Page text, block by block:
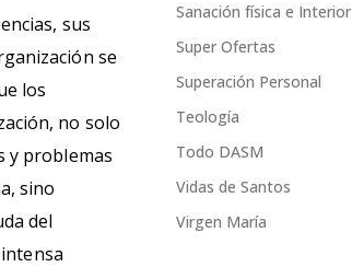
sus
se
los
no solo
y problemas
sino
del
Sanación física e Interior
Super Ofertas
Superación Personal
Teología
Todo DASM
Vidas de Santos
Virgen María